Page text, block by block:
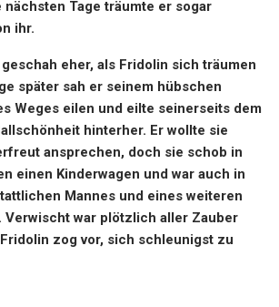
nächsten Tage träumte er sogar
ihr.
eher, als Fridolin sich träumen
später sah er seinem hübschen
Weges eilen und eilte seinerseits dem
hinterher. Er wollte sie
ansprechen, doch sie schob in
einen Kinderwagen und war auch in
Mannes und eines weiteren
Verwischt war plötzlich aller Zauber
zog vor, sich schleunigst zu